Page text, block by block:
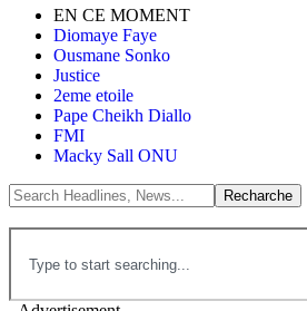
EN CE MOMENT
Diomaye Faye
Ousmane Sonko
Justice
2eme etoile
Pape Cheikh Diallo
FMI
Macky Sall ONU